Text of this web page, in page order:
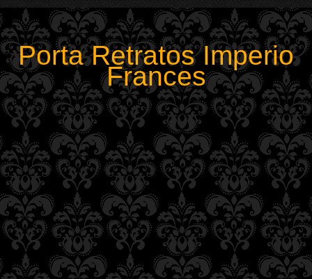
Porta Retratos Imperio
Frances